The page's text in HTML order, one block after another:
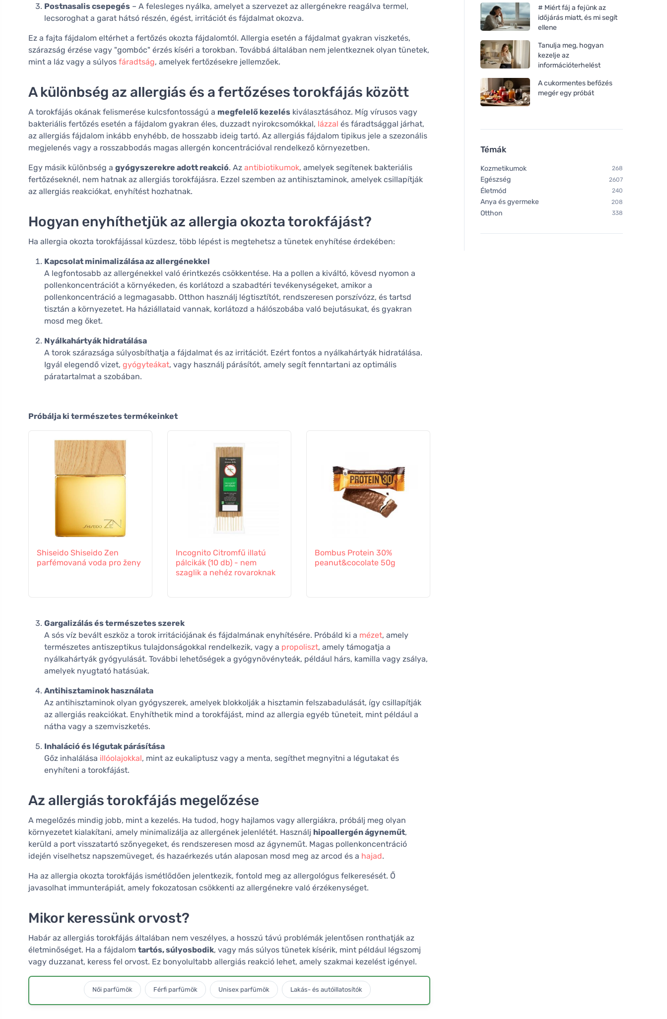
Postnasalis csepegés – A felesleges nyálka, amelyet a szervezet az allergénekre reagálva termel,
lecsoroghat a garat hátsó részén, égést, irritációt és fájdalmat okozva.
Ez a fajta fájdalom eltérhet a fertőzés okozta fájdalomtól. Allergia esetén a fájdalmat gyakran viszketés,
szárazság érzése vagy "gombóc" érzés kíséri a torokban. Továbbá általában nem jelentkeznek olyan tünetek,
mint a láz vagy a súlyos fáradtság, amelyek fertőzésekre jellemzőek.
A különbség az allergiás és a fertőzéses torokfájás között
A torokfájás okának felismerése kulcsfontosságú a megfelelő kezelés kiválasztásához. Míg vírusos vagy
bakteriális fertőzés esetén a fájdalom gyakran éles, duzzadt nyirokcsomókkal, lázzal és fáradtsággal járhat,
az allergiás fájdalom inkább enyhébb, de hosszabb ideig tartó. Az allergiás fájdalom tipikus jele a szezonális
megjelenés vagy a rosszabbodás magas allergén koncentrációval rendelkező környezetben.
Egy másik különbség a gyógyszerekre adott reakció. Az antibiotikumok, amelyek segítenek bakteriális
fertőzéseknél, nem hatnak az allergiás torokfájásra. Ezzel szemben az antihisztaminok, amelyek csillapítják
az allergiás reakciókat, enyhítést hozhatnak.
Hogyan enyhíthetjük az allergia okozta torokfájást?
Ha allergia okozta torokfájással küzdesz, több lépést is megtehetsz a tünetek enyhítése érdekében:
Kapcsolat minimalizálása az allergénekkel
A legfontosabb az allergénekkel való érintkezés csökkentése. Ha a pollen a kiváltó, kövesd nyomon a
pollenkoncentrációt a környékeden, és korlátozd a szabadtéri tevékenységeket, amikor a
pollenkoncentráció a legmagasabb. Otthon használj légtisztítót, rendszeresen porszívózz, és tartsd
tisztán a környezetet. Ha háziállataid vannak, korlátozd a hálószobába való bejutásukat, és gyakran
mosd meg őket.
Nyálkahártyák hidratálása
A torok szárazsága súlyosbíthatja a fájdalmat és az irritációt. Ezért fontos a nyálkahártyák hidratálása.
Igyál elegendő vizet, gyógyteákat, vagy használj párásítót, amely segít fenntartani az optimális
páratartalmat a szobában.
Próbálja ki természetes termékeinket
Shiseido Shiseido Zen
parfémovaná voda pro ženy
Incognito Citromfű illatú
pálcikák (10 db) - nem
szaglik a nehéz rovaroknak
Bombus Protein 30%
peanut&cocolate 50g
Gargalizálás és természetes szerek
A sós víz bevált eszköz a torok irritációjának és fájdalmának enyhítésére. Próbáld ki a mézet, amely
természetes antiszeptikus tulajdonságokkal rendelkezik, vagy a propoliszt, amely támogatja a
nyálkahártyák gyógyulását. További lehetőségek a gyógynövényteák, például hárs, kamilla vagy zsálya,
amelyek nyugtató hatásúak.
Antihisztaminok használata
Az antihisztaminok olyan gyógyszerek, amelyek blokkolják a hisztamin felszabadulását, így csillapítják
az allergiás reakciókat. Enyhíthetik mind a torokfájást, mind az allergia egyéb tüneteit, mint például a
nátha vagy a szemviszketés.
Inhaláció és légutak párásítása
Gőz inhalálása illóolajokkal, mint az eukaliptusz vagy a menta, segíthet megnyitni a légutakat és
enyhíteni a torokfájást.
Az allergiás torokfájás megelőzése
A megelőzés mindig jobb, mint a kezelés. Ha tudod, hogy hajlamos vagy allergiákra, próbálj meg olyan
környezetet kialakítani, amely minimalizálja az allergének jelenlétét. Használj hipoallergén ágyneműt,
kerüld a port visszatartó szőnyegeket, és rendszeresen mosd az ágyneműt. Magas pollenkoncentráció
idején viselhetsz napszemüveget, és hazaérkezés után alaposan mosd meg az arcod és a hajad.
Ha az allergia okozta torokfájás ismétlődően jelentkezik, fontold meg az allergológus felkeresését. Ő
javasolhat immunterápiát, amely fokozatosan csökkenti az allergénekre való érzékenységet.
Mikor keressünk orvost?
Habár az allergiás torokfájás általában nem veszélyes, a hosszú távú problémák jelentősen ronthatják az
életminőséget. Ha a fájdalom tartós, súlyosbodik, vagy más súlyos tünetek kísérik, mint például légszomj
vagy duzzanat, keress fel orvost. Ez bonyolultabb allergiás reakció lehet, amely szakmai kezelést igényel.
Női parfümök Férfi parfümök Unisex parfümök Lakás- és autóillatosítók
# Miért fáj a fejünk az
időjárás miatt, és mi segít
ellene
Tanulja meg, hogyan
kezelje az
információterhelést
A cukormentes befőzés
megér egy próbát
Témák
Kozmetikumok 268
Egészség 2607
Életmód 240
Anya és gyermeke 208
Otthon 338